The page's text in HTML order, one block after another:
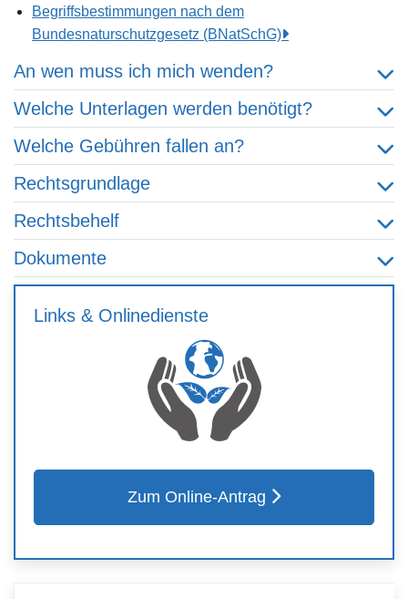
Begriffsbestimmungen nach dem
Bundesnaturschutzgesetz (BNatSchG)
An wen muss ich mich wenden?
Welche Unterlagen werden benötigt?
Welche Gebühren fallen an?
Rechtsgrundlage
Rechtsbehelf
Dokumente
Links & Onlinedienste
Zum Online-Antrag